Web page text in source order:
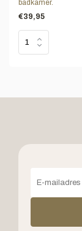
badkamer.
€39,95